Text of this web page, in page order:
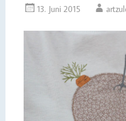
13. Juni 2015